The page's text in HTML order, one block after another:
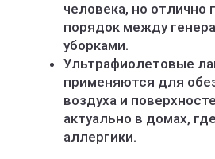
человека, но
порядок между
уборками.
Ультрафиолетовые
применяются для
воздуха и
актуально в домах,
аллергики.